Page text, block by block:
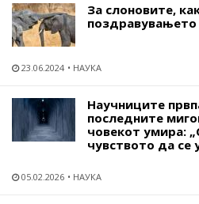
За слоновите,
поздравувањето
23.06.2024 НАУКА
Научниците
последните
човекот умира:
чувството да се
05.02.2026 НАУКА